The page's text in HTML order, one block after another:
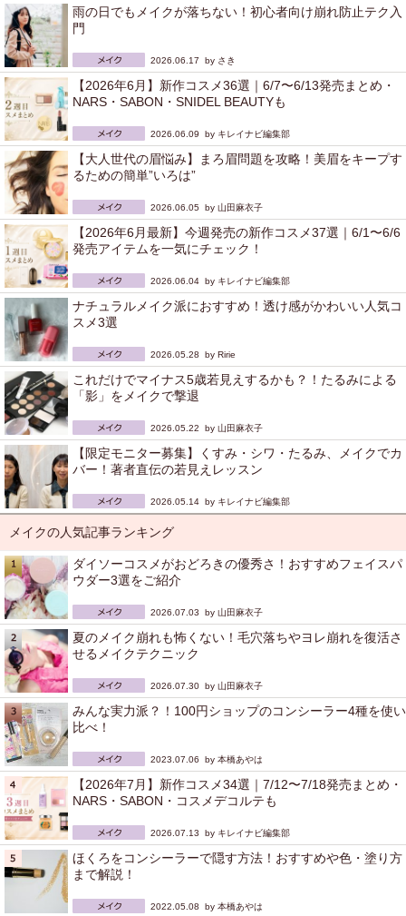
雨の日でもメイクが落ちない！初心者向け崩れ防止テク入
門
2026.06.17 by さき
【2026年6月】新作コスメ36選｜6/7〜6/13発売まとめ・
NARS・SABON・SNIDEL BEAUTYも
2026.06.09 by キレイナビ編集部
【大人世代の眉悩み】まろ眉問題を攻略！美眉をキープす
るための簡単”いろは”
2026.06.05 by 山田麻衣子
【2026年6月最新】今週発売の新作コスメ37選｜6/1〜6/6
発売アイテムを一気にチェック！
2026.06.04 by キレイナビ編集部
ナチュラルメイク派におすすめ！透け感がかわいい人気コ
スメ3選
2026.05.28 by Ririe
これだけでマイナス5歳若見えするかも？！たるみによる
「影」をメイクで撃退
2026.05.22 by 山田麻衣子
【限定モニター募集】くすみ・シワ・たるみ、メイクでカ
バー！著者直伝の若見えレッスン
2026.05.14 by キレイナビ編集部
メイクの人気記事ランキング
ダイソーコスメがおどろきの優秀さ！おすすめフェイスパ
ウダー3選をご紹介
2026.07.03 by 山田麻衣子
夏のメイク崩れも怖くない！毛穴落ちやヨレ崩れを復活さ
せるメイクテクニック
2026.07.30 by 山田麻衣子
みんな実力派？！100円ショップのコンシーラー4種を使い
比べ！
2023.07.06 by 本橋あやは
【2026年7月】新作コスメ34選｜7/12〜7/18発売まとめ・
NARS・SABON・コスメデコルテも
2026.07.13 by キレイナビ編集部
ほくろをコンシーラーで隠す方法！おすすめや色・塗り方
まで解説！
2022.05.08 by 本橋あやは